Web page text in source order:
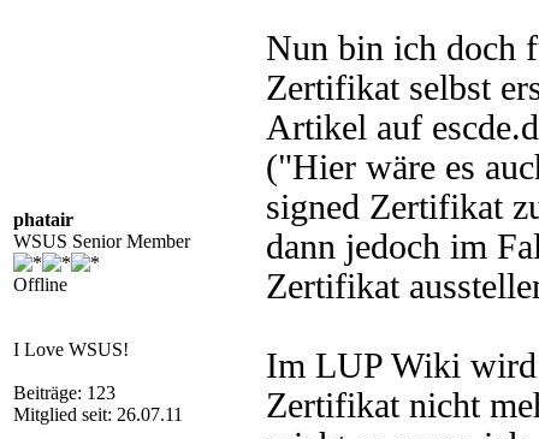
phatair
WSUS Senior Member
Offline
I Love WSUS!
Beiträge: 123
Mitglied seit: 26.07.11
Nun bin ich doch
Zertifikat selbst
Artikel auf
("Hier wäre es
signed Zertifikat
dann jedoch im
Zertifikat
Im LUP Wiki wird
Zertifikat nicht